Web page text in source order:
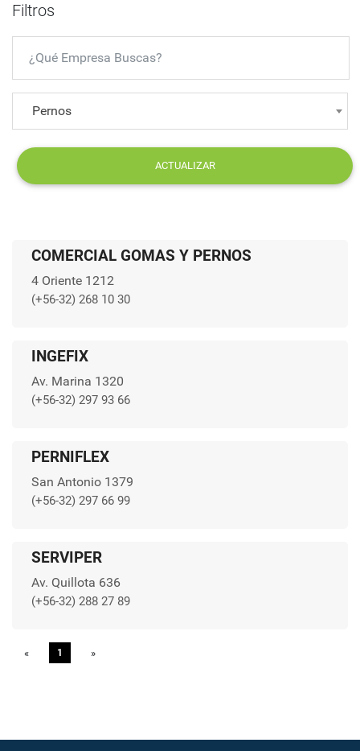
Filtros
Pernos
ACTUALIZAR
COMERCIAL GOMAS Y PERNOS
4 Oriente 1212
(+56-32) 268 10 30
INGEFIX
Av. Marina 1320
(+56-32) 297 93 66
PERNIFLEX
San Antonio 1379
(+56-32) 297 66 99
SERVIPER
Av. Quillota 636
(+56-32) 288 27 89
« Previous
1 »